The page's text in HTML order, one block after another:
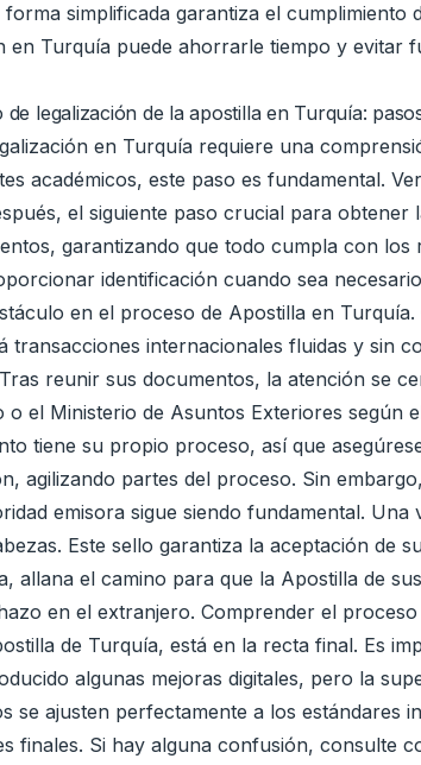
simplificada garantiza el
en Turquía puede ahorrarle tiempo y evitar
legalización de la apostilla en Turquía:
en Turquía requiere una
académicos, este paso es fundamental.
el siguiente paso crucial para
garantizando que todo cumpla con
identificación cuando sea
en el proceso de Apostilla en
transacciones internacionales fluidas y sin
reunir sus documentos, la atención se
o el Ministerio de Asuntos Exteriores
tiene su propio proceso, así que
agilizando partes del proceso. Sin
emisora ​​sigue siendo fundamental.
Este sello garantiza la aceptación de
allana el camino para que la Apostilla de
en el extranjero. Comprender el
de Turquía, está en la recta final. Es
algunas mejoras digitales, pero la
se ajusten perfectamente a los estándares
finales. Si hay alguna confusión, consulte